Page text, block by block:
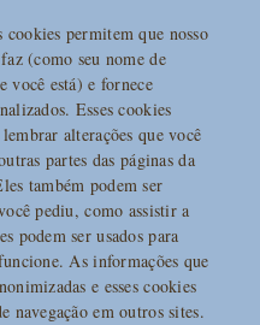
cookies permitem que nosso
(como seu nome de
você está) e fornece
Esses cookies
alterações que você
partes das páginas da
também podem ser
pediu, como assistir a
podem ser usados para
As informações que
e esses cookies
navegação em outros sites.